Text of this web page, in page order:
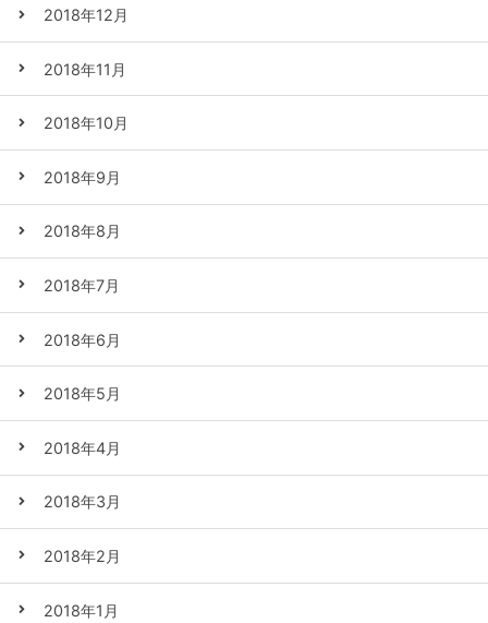
2018年12月
2018年11月
2018年10月
2018年9月
2018年8月
2018年7月
2018年6月
2018年5月
2018年4月
2018年3月
2018年2月
2018年1月